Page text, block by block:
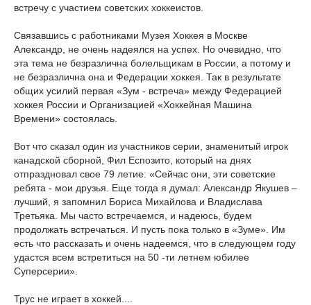
встречу с участием советских хоккеистов.
Связавшись с работниками Музея Хоккея в Москве
Александр, не очень надеялся на успех. Но очевидно, что
эта тема не безразлична болельщикам в России, а потому и
не безразлична она и Федерации хоккея. Так в результате
общих усилий первая «Зум - встреча» между Федерацией
хоккея России и Организацией «Хоккейная Машина
Времени» состоялась.
Вот что сказал один из участников серии, знаменитый игрок
канадской сборной, Фил Еспозито, который на днях
отпраздновал свое 79 летие: «Сейчас они, эти советские
ребята - мои друзья. Еще тогда я думал: Александр Якушев –
лучший, я запомнил Бориса Михайлова и Владислава
Третьяка. Мы часто встречаемся, и надеюсь, будем
продолжать встречаться. И пусть пока только в «Зуме». Им
есть что рассказать и очень надеемся, что в следующем году
удастся всем встретиться на 50 -ти летнем юбилее
Суперсерии».
Трус не играет в хоккей....